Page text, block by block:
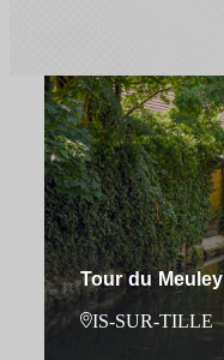
Tour du Meuley
IS-SUR-TILLE